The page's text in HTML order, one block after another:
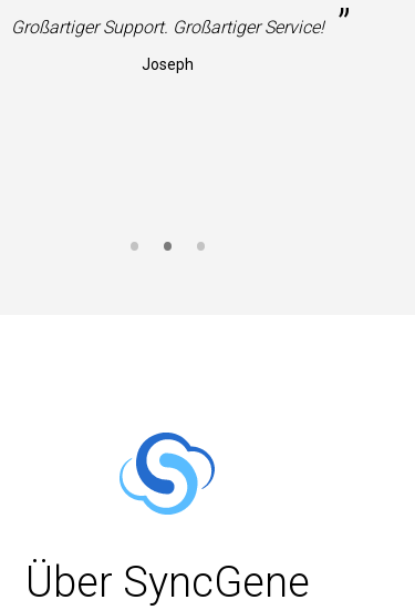
Großartiger Support. Großartiger Service! ”
Joseph
Über SyncGene